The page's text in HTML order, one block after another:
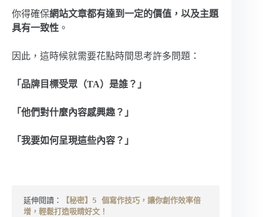
你得確保網站文章都有達到一定的價值，以及主題
具有一致性 。
因此，這時候就需要花點時間思考許多問題：
「品牌目標受眾（TA）是誰？」
「他們對什麼內容感興趣？」
「我要如何呈現這些內容？」
延伸閱讀：
【秘密】5 個寫作技巧，讓你創作效率倍
增，輕鬆打造吸睛好文！